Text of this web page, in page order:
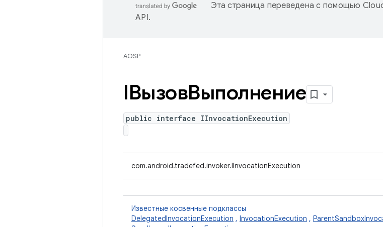
Эта страница переведена с помощью
API.
AOSP
IВызовВыполнение
public interface IInvocationExecution
com.android.tradefed.invoker.IInvocationExecution
Известные косвенные подклассы
DelegatedInvocationExecution , InvocationExecution ,